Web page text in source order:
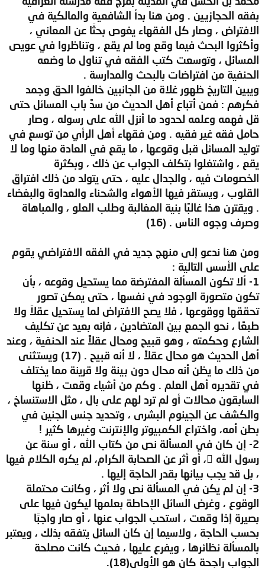
بفقه الحجازيين . ومن هنا بدأ الشافعية والمالكية في
الافتراض ، وصار كل الفقهاء يغوص بحثًا عن المعاني ،
وأكثروا البحث فيما وقع وما لم يقع ، وتناظروا في عويص
المسائل ، وتوسعت كتب الفقه في تناول ما وضعه
الحنفية من افتراضات بالبحث والمدارسة .
ويبين التاريخ ظهور غلاة من الجانبين خالفوا الحق وجمد
فكرهم : فمن أتباع أهل الحديث من سدَّ باب المسائل حتى
قل فهمه وعلمه لحدود ما أنزل الله على رسوله ، وصار
حامل فقه غير فقيه . ومن فقهاء أهل الرأي من توسع في
توليد المسائل قبل وقوعها ، ما يقع في العادة منها وما لا
يقع ، واشتغلوا بتكلف الجواب عن ذلك ، وبكثرة
الخصومات فيه ، والجدال عليه ، حتى يتولد من ذلك افتراق
القلوب ، ويستقر فيها الأهواء والشحناء والعداوة والبغضاء
. ويقترن هذا غالبًا بنية المغالبة وطلب العلو ، والمباهاة
وصرف وجوه الناس . (16)
ومن هنا ندعو إلى منهج جديد في الفقه الافتراضي يقوم
على الأسس التالية :
1- ألا تكون المسألة المفترضة مما يستحيل وقوعه ، بأن
تكون متصورة الوجود في نفسها ، حتى يمكن تصور
تحققها ووقوعها ، فلا يصح الافتراض لما يستحيل عقلاً ولا
طبعًا ، نحو الجمع بين المتضادين ، فإنه بعيد عن تكليف
الشارع وحكمته ، وهو قبيح ومحال عقلاً عند الحنفية ، وعند
أهل الحديث هو محال عقلاً ، لا أنه قبيح . (17) ويستثنى
من ذلك ما يظن أنه محال دون بينة ولا قرينة مما يختلف
في تقديره أهل العلم . وكم من أشياء وقعت ، ظنها
السابقون محالات أو لم ترد لهم على بال ، مثل الاستنساخ ،
والكشف عن الجينوم البشرى ، وتحديد جنس الجنين في
بطن أمه، واختراع الكمبيوتر والإنترنت وغيرها كثير !
2- إن كان في المسألة نص من كتاب الله ، أو سنة عن
رسول الله ، أو أثر عن الصحابة الكرام، لم يكره الكلام فيها
، بل قد يجب بيانها بقدر الحاجة إليها .
3- إن لم يكن في المسألة نص ولا أثر ، وكانت محتملة
الوقوع ، وغرض السائل الإحاطة بعلمها ليكون فيها على
بصيرة إذا وقعت ، استحب الجواب عنها ، أو صار واجبًا
بحسب الحاجة ، ولاسيما إن كان السائل يتفقه بذلك ، ويعتبر
بالمسألة نظائرها ، ويفرع عليها ، فحيث كانت مصلحة
الجواب راجحة كان هو الأولى(18).